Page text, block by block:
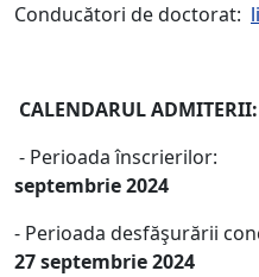
Conducători de doctorat:
CALENDARUL ADMITERII:
- Perioada
septembrie 2024
- Perioada desfăşurării
27 septembrie 2024